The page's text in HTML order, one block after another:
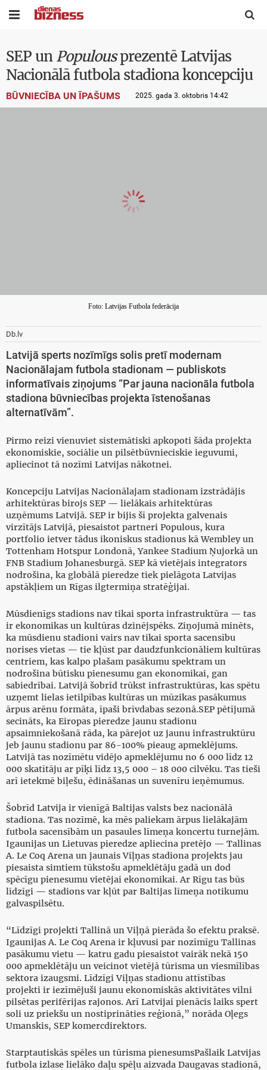
 
SEP unPopulousprezentē Latvijas
Nacionālā futbola stadiona koncepciju
BŪVNIECĪBA UN ĪPAŠUMS 2025. gada 3. oktobris 14:42
Foto: Latvijas Futbola federācija
Db.lv
Latvijā sperts nozīmīgs solis pretī modernam
Nacionālajam futbola stadionam — publiskots
informatīvais ziņojums “Par jauna nacionāla futbola
stadiona būvniecības projekta īstenošanas
alternatīvām”.
Pirmo reizi vienuviet sistemātiski apkopoti šāda projekta
ekonomiskie, sociālie un pilsētbūvnieciskie ieguvumi,
apliecinot tā nozīmi Latvijas nākotnei.
Koncepciju Latvijas Nacionālajam stadionam izstrādājis
arhitektūras birojs SEP — lielākais arhitektūras
uzņēmums Latvijā. SEP ir bijis šī projekta galvenais
virzītājs Latvijā, piesaistot partneri Populous, kura
portfolio ietver tādus ikoniskus stadionus kā Wembley un
Tottenham Hotspur Londonā, Yankee Stadium Ņujorkā un
FNB Stadium Johanesburgā. SEP kā vietējais integrators
nodrošina, ka globālā pieredze tiek pielāgota Latvijas
apstākļiem un Rīgas ilgtermiņa stratēģijai.
Mūsdienīgs stadions nav tikai sporta infrastruktūra — tas
ir ekonomikas un kultūras dzinējspēks. Ziņojumā minēts,
ka mūsdienu stadioni vairs nav tikai sporta sacensību
norises vietas — tie kļūst par daudzfunkcionāliem kultūras
centriem, kas kalpo plašam pasākumu spektram un
nodrošina būtisku pienesumu gan ekonomikai, gan
sabiedrībai. Latvijā šobrīd trūkst infrastruktūras, kas spētu
uzņemt lielas ietilpības kultūras un mūzikas pasākumus
ārpus arēnu formāta, īpaši brīvdabas sezonā.SEP pētījumā
secināts, ka Eiropas pieredze jaunu stadionu
apsaimniekošanā rāda, ka pārejot uz jaunu infrastruktūru
jeb jaunu stadionu par 86-100% pieaug apmeklējums.
Latvijā tas nozīmētu vidējo apmeklējumu no 6 000 līdz 12
000 skatītāju ar pīķi līdz 13,5 000 – 18 000 cilvēku. Tas tieši
arī ietekmē biļešu, ēdināšanas un suvenīru ieņēmumus.
Šobrīd Latvija ir vienīgā Baltijas valsts bez nacionālā
stadiona. Tas nozīmē, ka mēs paliekam ārpus lielākajām
futbola sacensībām un pasaules līmeņa koncertu turnejām.
Igaunijas un Lietuvas pieredze apliecina pretējo — Tallinas
A. Le Coq Arena un jaunais Viļņas stadiona projekts jau
piesaista simtiem tūkstošu apmeklētāju gadā un dod
spēcīgu pienesumu vietējai ekonomikai. Ar Rīgu tas būs
līdzīgi — stadions var kļūt par Baltijas līmeņa notikumu
galvaspilsētu.
“Līdzīgi projekti Tallinā un Viļņā pierāda šo efektu praksē.
Igaunijas A. Le Coq Arena ir kļuvusi par nozīmīgu Tallinas
pasākumu vietu — katru gadu piesaistot vairāk nekā 150
000 apmeklētāju un veicinot vietējā tūrisma un viesmīlības
sektora izaugsmi. Līdzīgi Viļņas stadionu attīstības
projekti ir iezīmējuši jaunu ekonomiskās aktivitātes vilni
pilsētas perifērijas rajonos. Arī Latvijai pienācis laiks spert
soli uz priekšu un nostiprināties reģionā,” norāda Oļegs
Umanskis, SEP komercdirektors.
Starptautiskās spēles un tūrisma pienesumsPašlaik Latvijas
futbola izlase lielāko daļu spēļu aizvada Daugavas stadionā,